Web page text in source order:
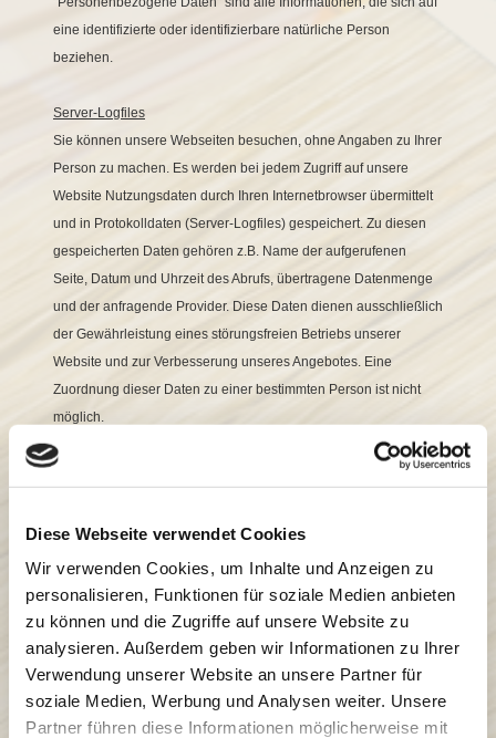
Diese Webseite verwendet Cookies
Wir verwenden Cookies, um Inhalte und Anzeigen zu
personalisieren, Funktionen für soziale Medien anbieten
zu können und die Zugriffe auf unsere Website zu
analysieren. Außerdem geben wir Informationen zu Ihrer
Verwendung unserer Website an unsere Partner für
soziale Medien, Werbung und Analysen weiter. Unsere
Partner führen diese Informationen möglicherweise mit
eine identifizierte oder identifizierbare natürliche Person
beziehen.
Server-Logfiles
Sie können unsere Webseiten besuchen, ohne Angaben zu Ihrer
Person zu machen. Es werden bei jedem Zugriff auf unsere
Website Nutzungsdaten durch Ihren Internetbrowser übermittelt
und in Protokolldaten (Server-Logfiles) gespeichert. Zu diesen
gespeicherten Daten gehören z.B. Name der aufgerufenen
Seite, Datum und Uhrzeit des Abrufs, übertragene Datenmenge
und der anfragende Provider. Diese Daten dienen ausschließlich
der Gewährleistung eines störungsfreien Betriebs unserer
Website und zur Verbesserung unseres Angebotes. Eine
Zuordnung dieser Daten zu einer bestimmten Person ist nicht
möglich.
Erhebung und Verarbeitung bei Nutzung des Kontaktformulars
personenbezogenen Daten (Name, E-Mail-Adresse,
erfolgt auf Grundlage des Art. 6 (1) lit. a DSGVO mit Ihrer
Einwilligung.
Sie können Ihre Einwilligung jederzeit durch Mitteilung an uns